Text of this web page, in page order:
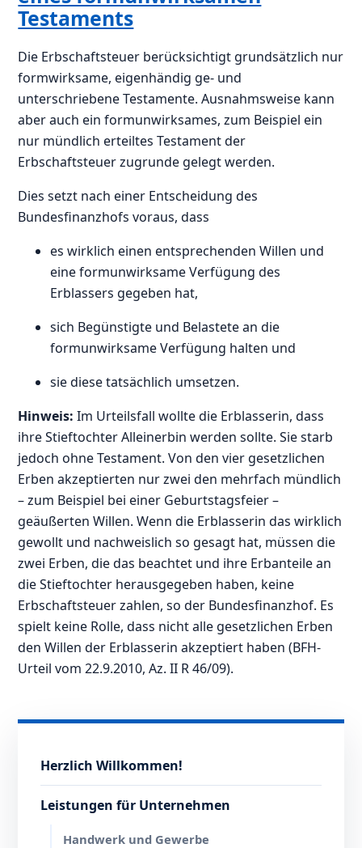
Testaments
Die Erbschaftsteuer berücksichtigt grundsätzlich nur
formwirksame, eigenhändig ge- und
unterschriebene Testamente. Ausnahmsweise kann
aber auch ein formunwirksames, zum Beispiel ein
nur mündlich erteiltes Testament der
Erbschaftsteuer zugrunde gelegt werden.
Dies setzt nach einer Entscheidung des
Bundesfinanzhofs voraus, dass
es wirklich einen entsprechenden Willen und
eine formunwirksame Verfügung des
Erblassers gegeben hat,
sich Begünstigte und Belastete an die
formunwirksame Verfügung halten und
sie diese tatsächlich umsetzen.
Hinweis:Im Urteilsfall wollte die Erblasserin, dass
ihre Stieftochter Alleinerbin werden sollte. Sie starb
jedoch ohne Testament. Von den vier gesetzlichen
Erben akzeptierten nur zwei den mehrfach mündlich
– zum Beispiel bei einer Geburtstagsfeier –
geäußerten Willen. Wenn die Erblasserin das wirklich
gewollt und nachweislich so gesagt hat, müssen die
zwei Erben, die das beachtet und ihre Erbanteile an
die Stieftochter herausgegeben haben, keine
Erbschaftsteuer zahlen, so der Bundesfinanzhof. Es
spielt keine Rolle, dass nicht alle gesetzlichen Erben
den Willen der Erblasserin akzeptiert haben (BFH-
Urteil vom 22.9.2010, Az. II R 46/09).
Herzlich Willkommen!
Leistungen für Unternehmen
Handwerk und Gewerbe